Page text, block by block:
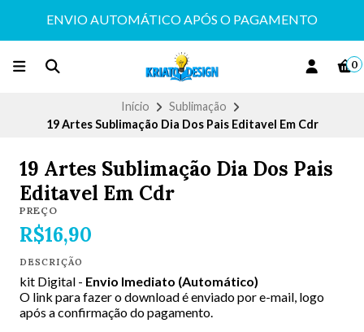
ENVIO AUTOMÁTICO APÓS O PAGAMENTO
0
Início
Sublimação
19 Artes Sublimação Dia Dos Pais Editavel Em Cdr
19 Artes Sublimação Dia Dos Pais
Editavel Em Cdr
PREÇO
R$16,90
DESCRIÇÃO
kit Digital - Envio Imediato (Automático)
O link para fazer o download é enviado por e-mail, logo
após a confirmação do pagamento.